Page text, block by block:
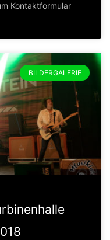
Kontaktformular
BILDERGALERIE